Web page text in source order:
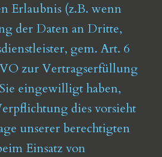
Erlaubnis (z.B. wenn
der Daten an Dritte,
gem. Art. 6
zur Vertragserfüllung
eingewilligt haben,
dies vorsieht
unserer berechtigten
Einsatz von